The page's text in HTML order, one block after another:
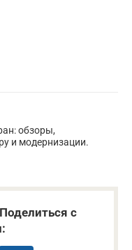
обзоры,
и модернизации.
с